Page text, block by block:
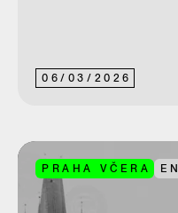
06/ 03/ 2026
PRAHA VČERA EN